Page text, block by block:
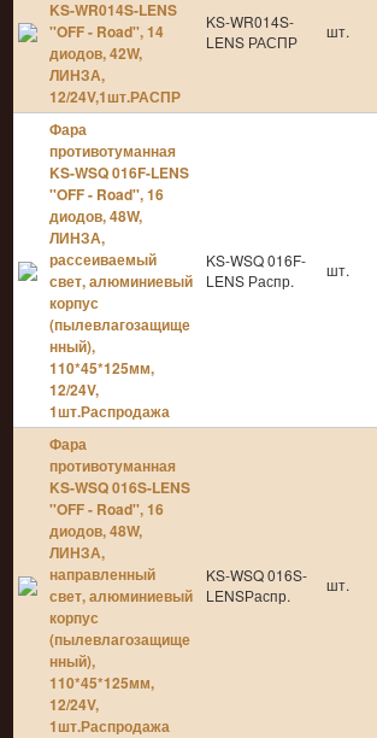
KS-WR014S-LENS
''OFF - Road'', 14
диодов, 42W,
ЛИНЗА,
12/24V,1шт.РАСПР
KS-WR014S-
LENS РАСПР
шт.
Фара
противотуманная
KS-WSQ 016F-LENS
''OFF - Road'', 16
диодов, 48W,
ЛИНЗА,
рассеиваемый
свет, алюминиевый
корпус
(пылевлагозащище
нный),
110*45*125мм,
12/24V,
1шт.Распродажа
KS-WSQ 016F-
LENS Распр.
шт.
Фара
противотуманная
KS-WSQ 016S-LENS
''OFF - Road'', 16
диодов, 48W,
ЛИНЗА,
направленный
свет, алюминиевый
корпус
(пылевлагозащище
нный),
110*45*125мм,
12/24V,
1шт.Распродажа
KS-WSQ 016S-
LENSРаспр.
шт.